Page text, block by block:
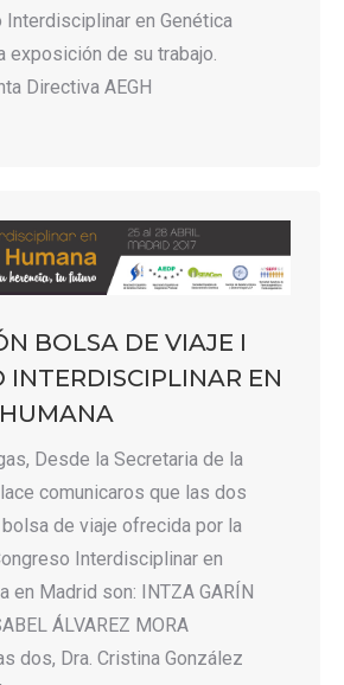
Interdisciplinar en Genética
exposición de su trabajo.
Directiva AEGH
BOLSA DE VIAJE I
INTERDISCIPLINAR EN
Desde la Secretaria de la
comunicaros que las dos
de viaje ofrecida por la
Interdisciplinar en
en Madrid son: INTZA GARÍN
ÁLVAREZ MORA
dos, Dra. Cristina González